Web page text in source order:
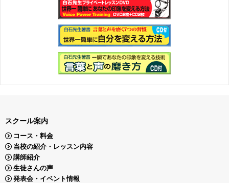
スクール案内
コース・料金
当校の紹介・レッスン内容
講師紹介
生徒さんの声
発表会・イベント情報